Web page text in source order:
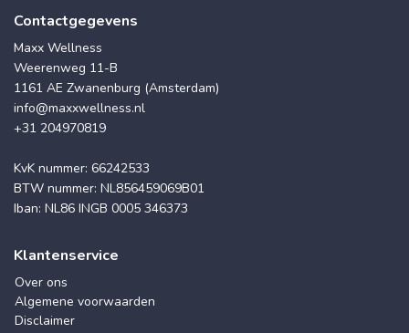
Contactgegevens
Maxx Wellness
Weerenweg 11-B
1161 AE Zwanenburg (Amsterdam)
info@maxxwellness.nl
+31 204970819
KvK nummer: 66242533
BTW nummer: NL856459069B01
Iban: NL86 INGB 0005 346373
Klantenservice
Over ons
Algemene voorwaarden
Disclaimer